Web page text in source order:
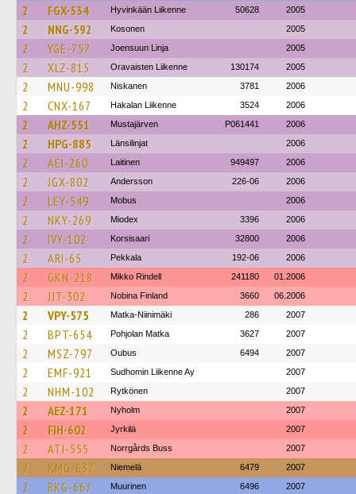
2 FGX-534 Hyvinkään Liikenne 50628 2005
2 NNG-592 Kosonen 2005
2 YGE-757 Joensuun Linja 2005
2 XLZ-815 Oravaisten Liikenne 130174 2005
2 MNU-998 Niskanen 3781 2006
2 CNX-167 Hakalan Liikenne 3524 2006
2 AHZ-551 Mustajärven P061441 2006
2 HPG-885 Länsilinjat 2006
2 AEI-260 Laitinen 949497 2006
2 JGX-802 Andersson 226-06 2006
2 LEY-549 Mobus 2006
2 NKY-269 Miodex 3396 2006
2 IVY-102 Korsisaari 32800 2006
2 ARI-65 Pekkala 192-06 2006
2 GKN-218 Mikko Rindell 241180 01.2006
2 JJT-302 Nobina Finland 3660 06.2006
2 VPY-575 Matka-Niinimäki 286 2007
2 BPT-654 Pohjolan Matka 3627 2007
2 MSZ-797 Oubus 6494 2007
2 EMF-921 Sudhomin Liikenne Ay 2007
2 NHM-102 Rytkönen 2007
2 AEZ-171 Nyholm 2007
2 FIH-602 Jyrkilä 2007
2 ATI-555 Norrgårds Buss 2007
2 KMG-637 Niemelä 6479 2007
2 RKG-667 Muurinen 6496 2007